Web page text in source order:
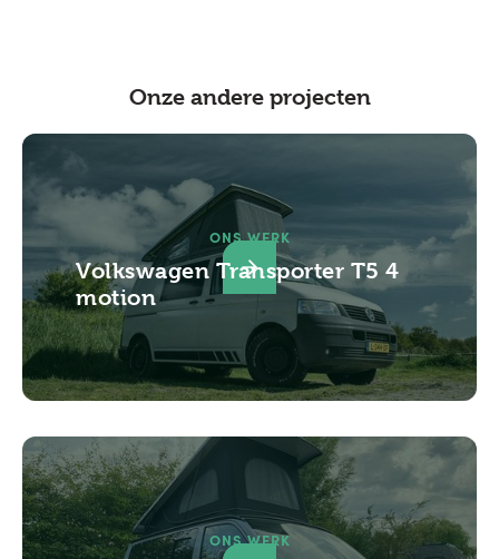
Onze andere projecten
ONS WERK
Volkswagen Transporter T5 4
motion
ONS WERK